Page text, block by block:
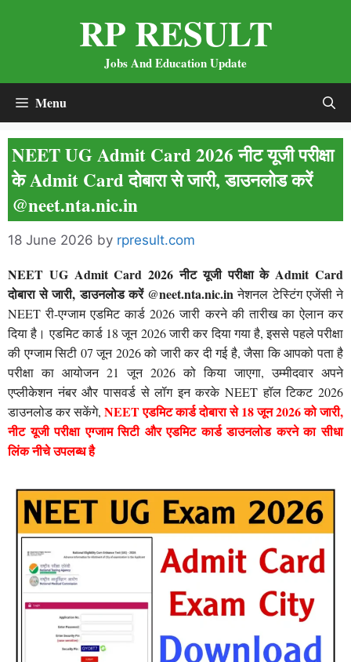
RP RESULT
Jobs And Education Update
Menu
NEET UG Admit Card 2026 नीट यूजी परीक्षा
के Admit Card दोबारा से जारी, डाउनलोड करें
@neet.nta.nic.in
18 June 2026 by rpresult.com
NEET UG Admit Card 2026 नीट यूजी परीक्षा के Admit Card
दोबारा से जारी, डाउनलोड करें @neet.nta.nic.in नेशनल टेस्टिंग एजेंसी ने
NEET री-एग्जाम एडमिट कार्ड 2026 जारी करने की तारीख का ऐलान कर
दिया है। एडमिट कार्ड 18 जून 2026 जारी कर दिया गया है, इससे पहले परीक्षा
की एग्जाम सिटी 07 जून 2026 को जारी कर दी गई है, जैसा कि आपको पता है
परीक्षा का आयोजन 21 जून 2026 को किया जाएगा, उम्मीदवार अपने
एप्लीकेशन नंबर और पासवर्ड से लॉग इन करके NEET हॉल टिकट 2026
डाउनलोड कर सकेंगे, NEET एडमिट कार्ड दोबारा से 18 जून 2026 को जारी,
नीट यूजी परीक्षा एग्जाम सिटी और एडमिट कार्ड डाउनलोड करने का सीधा
लिंक नीचे उपलब्ध है